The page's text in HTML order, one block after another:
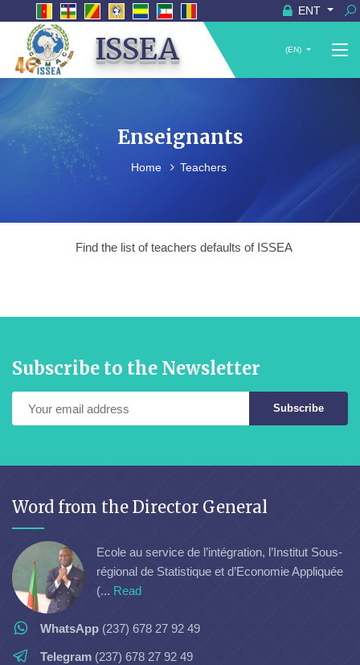
ENT
ISSEA (EN)
Enseignants
Home Teachers
Find the list of teachers defaults of ISSEA
Subscribe to the Newsletter
Subscribe
Word from the Director General
Ecole au service de l’intégration, l’Institut Sous-
régional de Statistique et d’Economie Appliquée
(... Read
WhatsApp (237) 678 27 92 49
Telegram (237) 678 27 92 49